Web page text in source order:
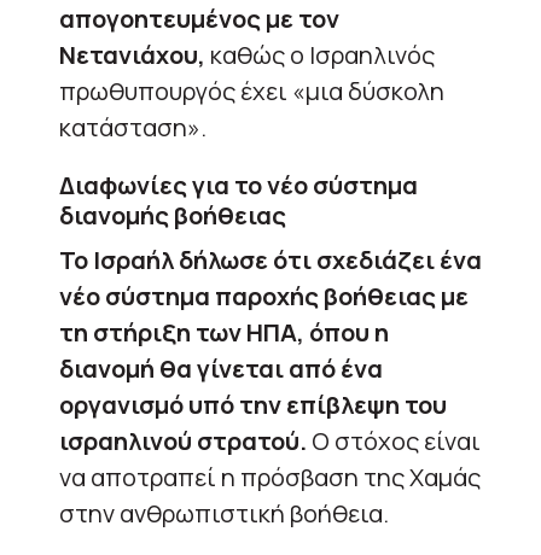
απογοητευμένος με τον
Νετανιάχου, καθώς ο Ισραηλινός
πρωθυπουργός έχει «μια δύσκολη
κατάσταση».
Διαφωνίες για το νέο σύστημα
διανομής βοήθειας
Το Ισραήλ δήλωσε ότι σχεδιάζει ένα
νέο σύστημα παροχής βοήθειας με
τη στήριξη των ΗΠΑ, όπου η
διανομή θα γίνεται από ένα
οργανισμό υπό την επίβλεψη του
ισραηλινού στρατού. Ο στόχος είναι
να αποτραπεί η πρόσβαση της Χαμάς
στην ανθρωπιστική βοήθεια.